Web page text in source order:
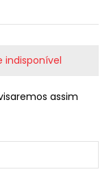
assim